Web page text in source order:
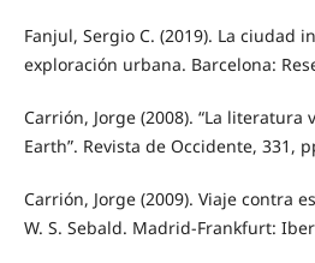
Fanjul, Sergio C. (2019). La ciudad
exploración urbana. Barcelona:
Carrión, Jorge (2008). “La literatura
Earth”. Revista de Occidente, 331,
Carrión, Jorge (2009). Viaje contra
W. S. Sebald. Madrid-Frankfurt: